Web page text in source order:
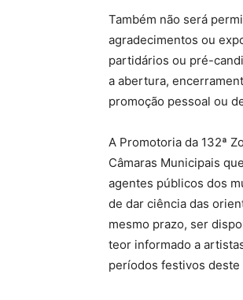
Também não será
agradecimentos ou
partidários ou pré-
a abertura,
promoção pessoal ou
A Promotoria da 132ª
Câmaras Municipais
agentes públicos dos
de dar ciência das
mesmo prazo, ser
teor informado a
períodos festivos deste